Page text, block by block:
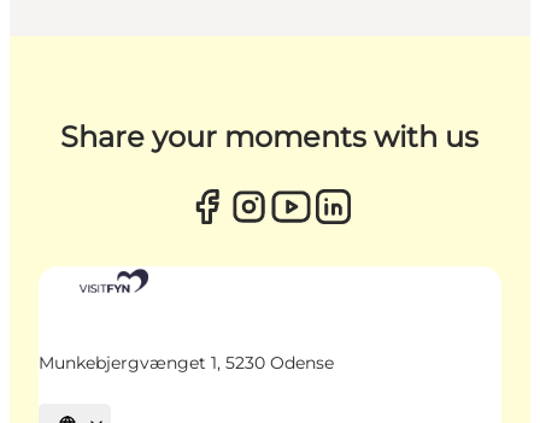
Share your moments with us
Munkebjergvænget 1, 5230 Odense